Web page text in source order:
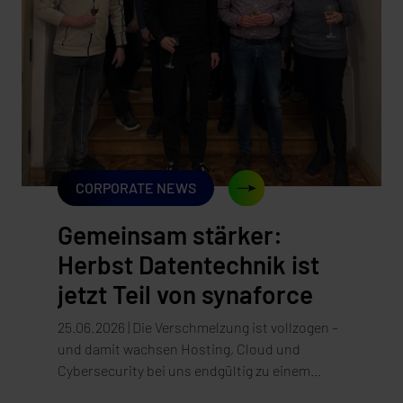
skalierbar und bequem. Und genau wie beim
Gas stellt sich die entscheidende Frage meist
erst dann, wenn es teuer wird, sie zu
beantworten: Wie abhängig haben wir uns
eigentlich gemacht, und wer hält am Ende die
CORPORATE NEWS
Gemeinsam stärker:
Herbst Datentechnik ist
jetzt Teil von synaforce
25.06.2026 | Die Verschmelzung ist vollzogen –
und damit wachsen Hosting, Cloud und
Cybersecurity bei uns endgültig zu einem